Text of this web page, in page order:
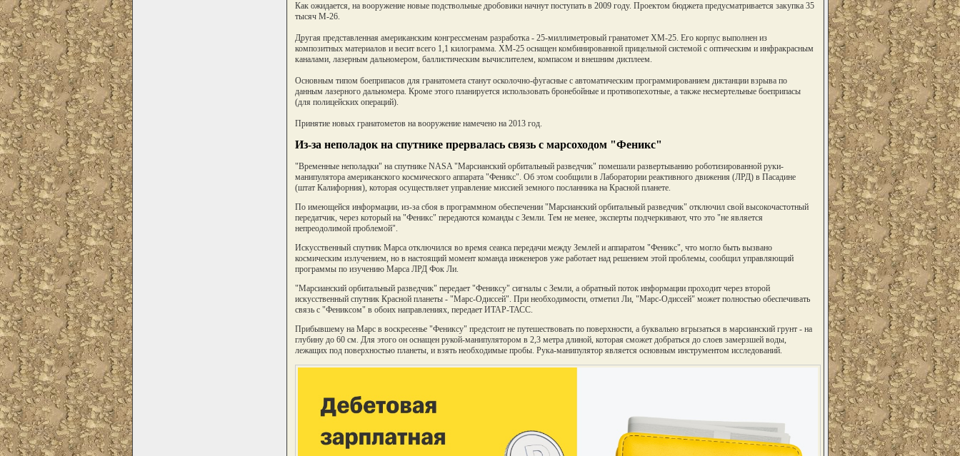
Как ожидается, на вооружение новые подствольные дробовики начнут поступать в 2009 году. Проектом бюджета предусматривается закупка 35
тысяч М-26.
Другая представленная американским конгрессменам разработка - 25-миллиметровый гранатомет XM-25. Его корпус выполнен из
композитных материалов и весит всего 1,1 килограмма. XM-25 оснащен комбинированной прицельной системой с оптическим и инфракрасным
каналами, лазерным дальномером, баллистическим вычислителем, компасом и внешним дисплеем.
Основным типом боеприпасов для гранатомета станут осколочно-фугасные с автоматическим программированием дистанции взрыва по
данным лазерного дальномера. Кроме этого планируется использовать бронебойные и противопехотные, а также несмертельные боеприпасы
(для полицейских операций).
Принятие новых гранатометов на вооружение намечено на 2013 год.
Из-за неполадок на спутнике прервалась связь с марсоходом "Феникс"
"Временные неполадки" на спутнике NASA "Марсианский орбитальный разведчик" помешали развертыванию роботизированной руки-
манипулятора американского космического аппарата "Феникс". Об этом сообщили в Лаборатории реактивного движения (ЛРД) в Пасадине
(штат Калифорния), которая осуществляет управление миссией земного посланника на Красной планете.
По имеющейся информации, из-за сбоя в программном обеспечении "Марсианский орбитальный разведчик" отключил свой высокочастотный
передатчик, через который на "Феникс" передаются команды с Земли. Тем не менее, эксперты подчеркивают, что это "не является
непреодолимой проблемой".
Искусственный спутник Марса отключился во время сеанса передачи между Землей и аппаратом "Феникс", что могло быть вызвано
космическим излучением, но в настоящий момент команда инженеров уже работает над решением этой проблемы, сообщил управляющий
программы по изучению Марса ЛРД Фок Ли.
"Марсианский орбитальный разведчик" передает "Фениксу" сигналы с Земли, а обратный поток информации проходит через второй
искусственный спутник Красной планеты - "Марс-Одиссей". При необходимости, отметил Ли, "Марс-Одиссей" может полностью обеспечивать
связь с "Фениксом" в обоих направлениях, передает ИТАР-ТАСС.
Прибывшему на Марс в воскресенье "Фениксу" предстоит не путешествовать по поверхности, а буквально вгрызаться в марсианский грунт - на
глубину до 60 см. Для этого он оснащен рукой-манипулятором в 2,3 метра длиной, которая сможет добраться до слоев замерзшей воды,
лежащих под поверхностью планеты, и взять необходимые пробы. Рука-манипулятор является основным инструментом исследований.